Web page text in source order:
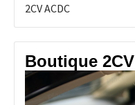
2CV ACDC
Boutique 2CV